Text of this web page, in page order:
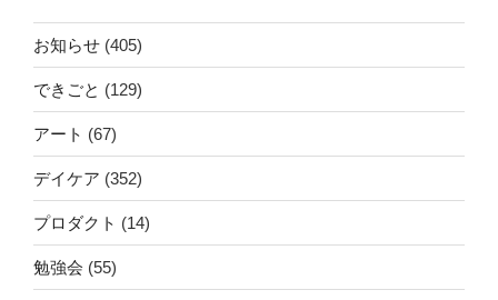
お知らせ (405)
できごと (129)
アート (67)
デイケア (352)
プロダクト (14)
勉強会 (55)